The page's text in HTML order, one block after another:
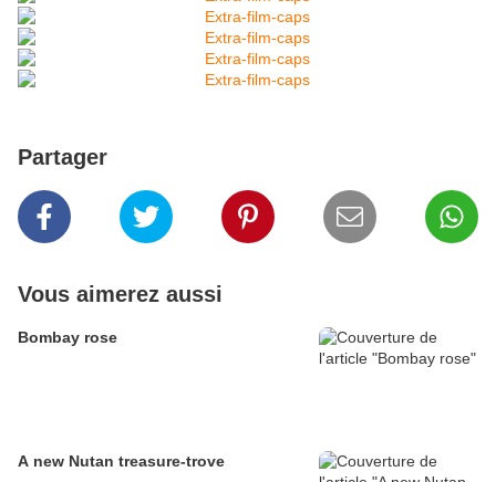
Partager
Vous aimerez aussi
Bombay rose
A new Nutan treasure-trove